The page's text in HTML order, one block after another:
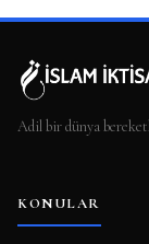
Adil bir dünya
KONULAR